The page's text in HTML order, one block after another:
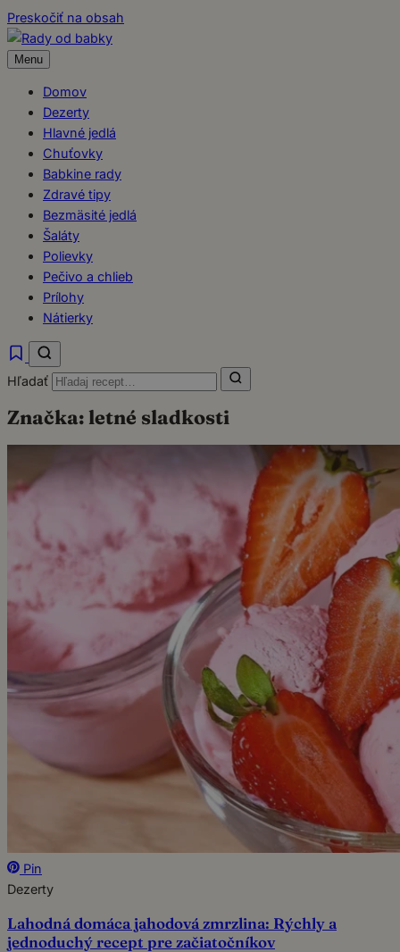
Preskočiť na obsah
Menu
Domov
Dezerty
Hlavné jedlá
Chuťovky
Babkine rady
Zdravé tipy
Bezmäsité jedlá
Šaláty
Polievky
Pečivo a chlieb
Prílohy
Nátierky
Hľadať
Značka: letné sladkosti
Pin
Dezerty
Lahodná domáca jahodová zmrzlina: Rýchly a
jednoduchý recept pre začiatočníkov